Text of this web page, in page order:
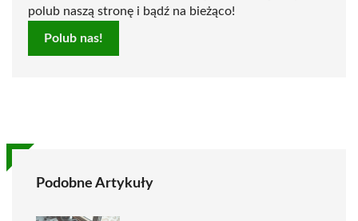
polub naszą stronę i bądź na bieżąco!
Polub nas!
Podobne Artykuły